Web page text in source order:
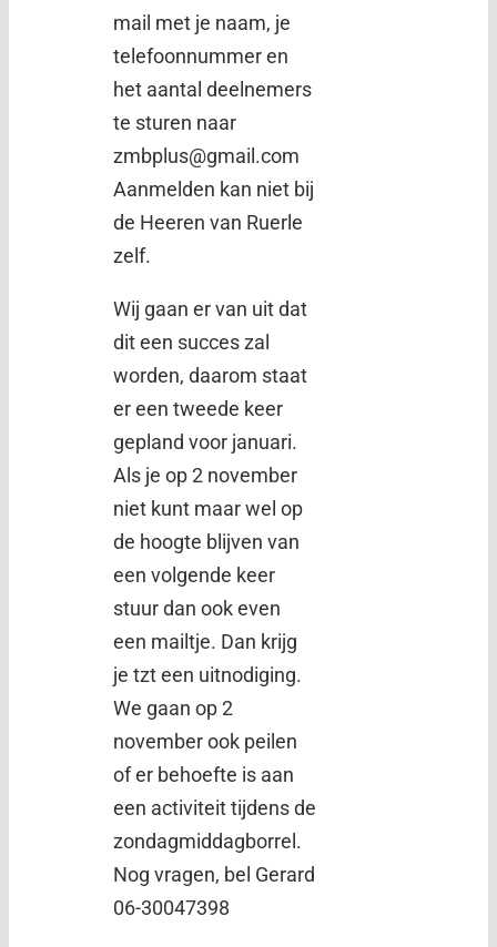
mail met je naam, je
telefoonnummer en
het aantal deelnemers
te sturen naar
zmbplus@gmail.com
Aanmelden kan niet bij
de Heeren van Ruerle
zelf.
Wij gaan er van uit dat
dit een succes zal
worden, daarom staat
er een tweede keer
gepland voor januari.
Als je op 2 november
niet kunt maar wel op
de hoogte blijven van
een volgende keer
stuur dan ook even
een mailtje. Dan krijg
je tzt een uitnodiging.
We gaan op 2
november ook peilen
of er behoefte is aan
een activiteit tijdens de
zondagmiddagborrel.
Nog vragen, bel Gerard
06-30047398